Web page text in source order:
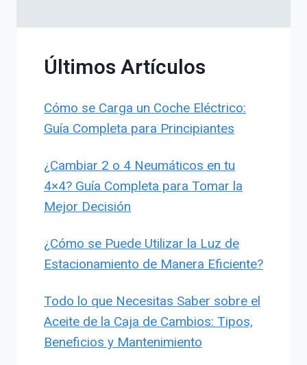
Últimos Artículos
Cómo se Carga un Coche Eléctrico:
Guía Completa para Principiantes
¿Cambiar 2 o 4 Neumáticos en tu
4×4? Guía Completa para Tomar la
Mejor Decisión
¿Cómo se Puede Utilizar la Luz de
Estacionamiento de Manera Eficiente?
Todo lo que Necesitas Saber sobre el
Aceite de la Caja de Cambios: Tipos,
Beneficios y Mantenimiento